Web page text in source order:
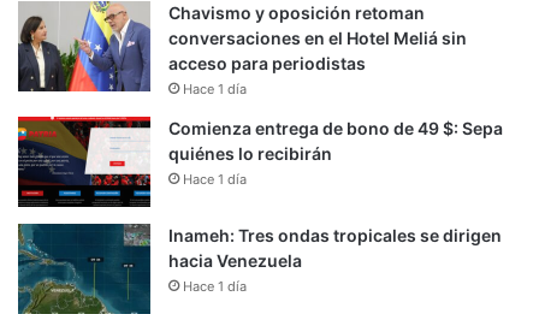
Chavismo y oposición retoman
conversaciones en el Hotel Meliá sin
acceso para periodistas
Hace 1 día
Comienza entrega de bono de 49 $: Sepa
quiénes lo recibirán
Hace 1 día
Inameh: Tres ondas tropicales se dirigen
hacia Venezuela
Hace 1 día